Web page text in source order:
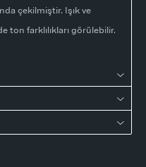
çekilmiştir. Işık ve
ton farklılıkları görülebilir.